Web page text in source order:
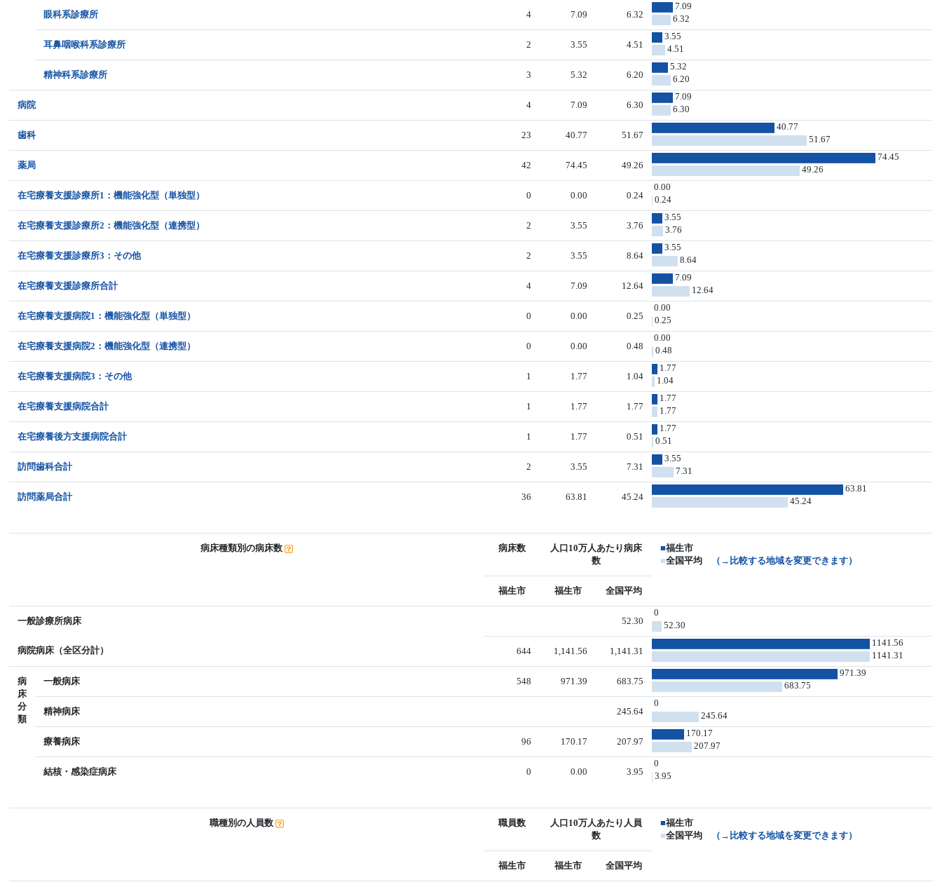
眼科系診療所 4 7.09 6.32
7.09
6.32
耳鼻咽喉科系診療所 2 3.55 4.51
3.55
4.51
精神科系診療所 3 5.32 6.20
5.32
6.20
病院 4 7.09 6.30
7.09
6.30
歯科 23 40.77 51.67
40.77
51.67
薬局 42 74.45 49.26
74.45
49.26
在宅療養支援診療所1：機能強化型（単独型） 0 0.00 0.24
0.00
0.24
在宅療養支援診療所2：機能強化型（連携型） 2 3.55 3.76
3.55
3.76
在宅療養支援診療所3：その他 2 3.55 8.64
3.55
8.64
在宅療養支援診療所合計 4 7.09 12.64
7.09
12.64
在宅療養支援病院1：機能強化型（単独型） 0 0.00 0.25
0.00
0.25
在宅療養支援病院2：機能強化型（連携型） 0 0.00 0.48
0.00
0.48
在宅療養支援病院3：その他 1 1.77 1.04
1.77
1.04
在宅療養支援病院合計 1 1.77 1.77
1.77
1.77
在宅療養後方支援病院合計 1 1.77 0.51
1.77
0.51
訪問歯科合計 2 3.55 7.31
3.55
7.31
訪問薬局合計 36 63.81 45.24
63.81
45.24
病床種類別の病床数 病床数
人口10万人あたり病床
数
■福生市
■全国平均 （→比較する地域を変更できます）
福生市 福生市 全国平均
一般診療所病床 52.30
0
52.30
病院病床（全区分計） 644 1,141.56 1,141.31
1141.56
1141.31
病
床
分
類
一般病床 548 971.39 683.75
971.39
683.75
精神病床 245.64
0
245.64
療養病床 96 170.17 207.97
170.17
207.97
結核・感染症病床 0 0.00 3.95
0
3.95
職種別の人員数 職員数
人口10万人あたり人員
数
■福生市
■全国平均 （→比較する地域を変更できます）
福生市 福生市 全国平均